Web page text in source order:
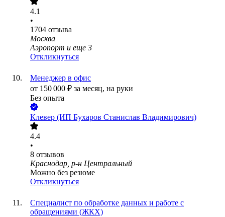
4.1
•
1704 отзыва
Москва
Аэропорт и еще 3
Откликнуться
Менеджер в офис
от 150 000 ₽ за месяц, на руки
Без опыта
Клевер (ИП Бухаров Станислав Владимирович)
4.4
•
8 отзывов
Краснодар, р-н Центральный
Можно без резюме
Откликнуться
Специалист по обработке данных и работе с
обращениями (ЖКХ)